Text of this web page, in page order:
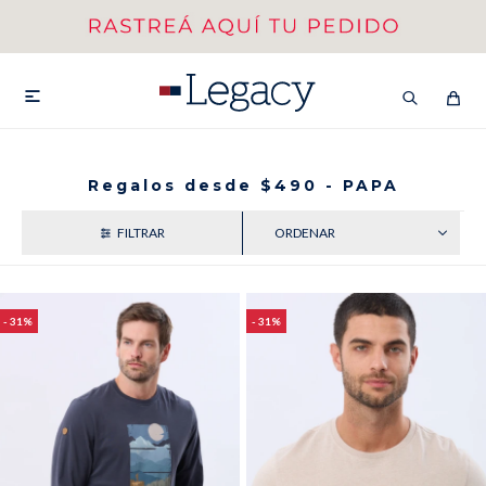

Regalos desde $490 - PAPA
31 31
HASTA 40%OFF SEGUNDA 50%
Remeras Camisas